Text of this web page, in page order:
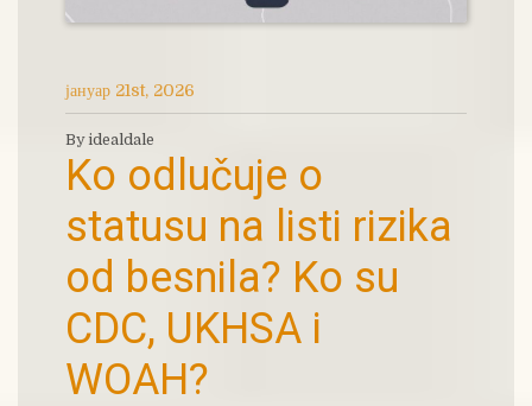
јануар 21st, 2026
By idealdale
Ko odlučuje o
statusu na listi rizika
od besnila? Ko su
CDC, UKHSA i
WOAH?